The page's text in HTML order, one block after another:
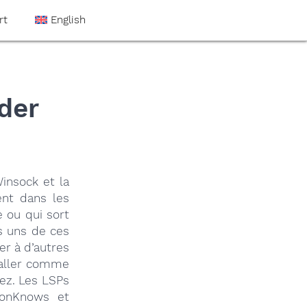
English
et la
dans les
ou qui sort
uns de ces
à d’autres
comme
Les LSPs
et